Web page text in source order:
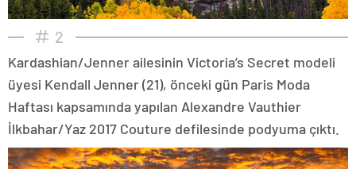
2
Kardashian/Jenner ailesinin Victoria’s Secret modeli
üyesi Kendall Jenner (21), önceki gün Paris Moda
Haftası kapsamında yapılan Alexandre Vauthier
İlkbahar/Yaz 2017 Couture defilesinde podyuma çıktı.